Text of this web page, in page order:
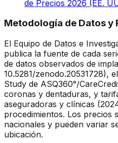
de Precios 2026 (EE.
Metodología de Datos y
El Equipo de Datos e
publica la fuente de cada
de datos observados de
10.5281/zenodo.20531728),
Study de ASQ360°/
coronas y dentaduras, y
aseguradoras y clínicas
procedimientos. Los precios
nacionales y pueden variar
ubicación.